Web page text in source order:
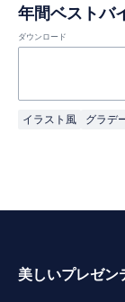
年間ベストバ
ダウンロード
イラスト風 グラデ
美しいプレゼン